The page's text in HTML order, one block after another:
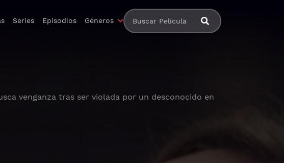
Series Episodios Géneros
venganza tras ser violada por un desconocido en